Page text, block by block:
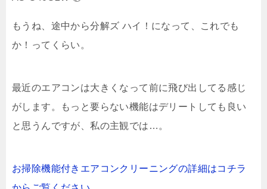
もうね、途中から分解ズ ハイ！になって、これでも
か！ってくらい。
最近のエアコンは大きくなって前に飛び出してる感じ
がします。もっと要らない機能はデリートしても良い
と思うんですが、私の主観では…。
お掃除機能付きエアコンクリーニングの詳細はコチラ